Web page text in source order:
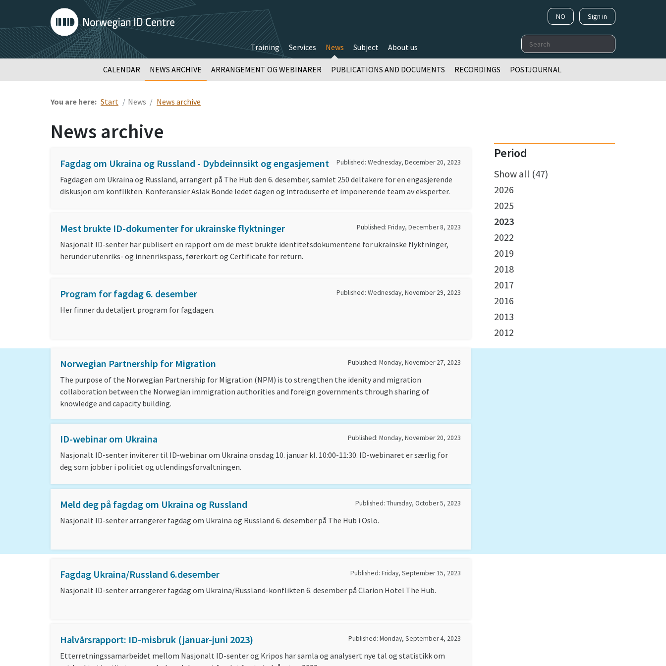
NO Sign in
Training Services News
CALENDAR NEWS ARCHIVE ARRANGEMENT OG WEBINARER PUBLICATIONS AND DOCUMENTS RECORDINGS POSTJOURNAL
Subject About us
You are here: Start News News archive
News archive
Period
Show all (47)
2026
2025
2023
2022
2019
2018
2017
2016
2013
2012
Fagdag om Ukraina og Russland - Dybdeinnsikt og engasjement Published: Wednesday, December 20, 2023
Fagdagen om Ukraina og Russland, arrangert på The Hub den 6. desember, samlet 250 deltakere for en engasjerende
diskusjon om konflikten. Konferansier Aslak Bonde ledet dagen og introduserte et imponerende team av eksperter.
Mest brukte ID-dokumenter for ukrainske flyktninger Published: Friday, December 8, 2023
Nasjonalt ID-senter har publisert en rapport om de mest brukte identitetsdokumentene for ukrainske flyktninger,
herunder utenriks- og innenrikspass, førerkort og Certificate for return.
Program for fagdag 6. desember Published: Wednesday, November 29, 2023
Her finner du detaljert program for fagdagen.
Norwegian Partnership for Migration Published: Monday, November 27, 2023
The purpose of the Norwegian Partnership for Migration (NPM) is to strengthen the idenity and migration
collaboration between the Norwegian immigration authorities and foreign governments through sharing of
knowledge and capacity building.
ID-webinar om Ukraina Published: Monday, November 20, 2023
Nasjonalt ID-senter inviterer til ID-webinar om Ukraina onsdag 10. januar kl. 10:00-11:30. ID-webinaret er særlig for
deg som jobber i politiet og utlendingsforvaltningen.
Meld deg på fagdag om Ukraina og Russland Published: Thursday, October 5, 2023
Nasjonalt ID-senter arrangerer fagdag om Ukraina og Russland 6. desember på The Hub i Oslo.
Fagdag Ukraina/Russland 6.desember Published: Friday, September 15, 2023
Nasjonalt ID-senter arrangerer fagdag om Ukraina/Russland-konflikten 6. desember på Clarion Hotel The Hub.
Halvårsrapport: ID-misbruk (januar-juni 2023) Published: Monday, September 4, 2023
Etterretningssamarbeidet mellom Nasjonalt ID-senter og Kripos har samla og analysert nye tal og statistikk om